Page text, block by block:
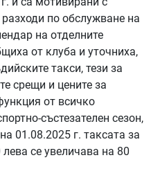
по обслужване на
на отделните
от клуба и уточниха,
такси, тези за
срещи и цените за
от всичко
състезателен сезон,
01.08.2025 г. таксата за
се увеличава на 80